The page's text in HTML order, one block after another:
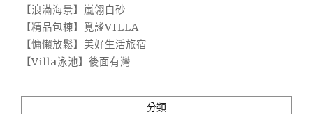
【浪滿海景】嵐翎白砂
【精品包棟】覓謐VILLA
【慵懶放鬆】美好生活旅宿
【Villa泳池】後面有灣
分類